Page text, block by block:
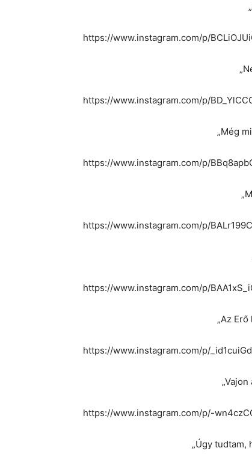
https://www.instagram.com/p/
https://www.instagram.com/p/
„Még
https://www.instagram.com/p/
https://www.instagram.com/p/
https://www.instagram.com/p/
„Az
https://www.instagram.com/p/
https://www.instagram.com/p/-
„Úgy tudtam,